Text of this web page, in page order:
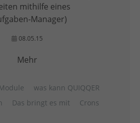
mithilfe eines
Manager)
08.05.15
Mehr
Module
was kann QUIQQER
Das bringt es mit
Crons